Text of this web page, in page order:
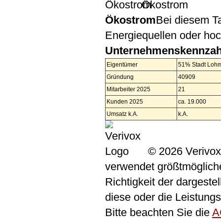
Ökostrom
ÖkostromBei diesem
Energiequellen oder
Eigentümer
51% Stadt
Gründung
40909
Mitarbeiter 2025
21
Kunden 2025
ca. 19.000
Umsatz k.A.
k.A.
© 2026
verwendet
Richtigkeit der
diese oder die
Bitte beachten Sie die